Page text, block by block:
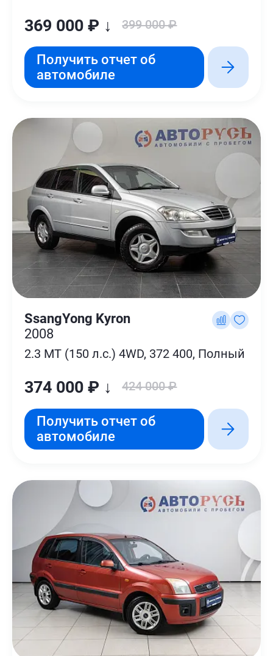
369 000 ₽ ↓ 399 000 ₽
Получить отчет об
автомобиле
SsangYong Kyron
2008
2.3 MT (150 л.с.) 4WD, 372 400, Полный
374 000 ₽ ↓ 424 000 ₽
Получить отчет об
автомобиле